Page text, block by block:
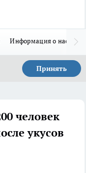
Информация о нас
Принять
человек
укусов